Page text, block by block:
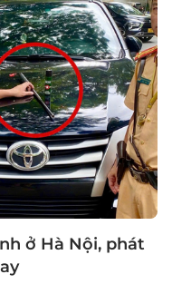
ở Hà Nội, phát